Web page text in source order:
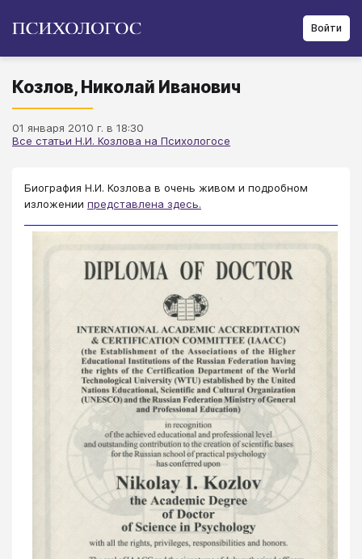
Войти
Козлов, Николай Иванович
01 января 2010 г. в 18:30
Все статьи Н.И. Козлова на Психологосе
Биография Н.И. Козлова в очень живом и подробном
изложении представлена здесь.